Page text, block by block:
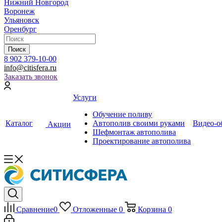
Нижний Новгород
Воронеж
Ульяновск
Оренбург
Поиск
8 902 379-10-00
info@citisfera.ru
Заказать звонок
Каталог Акции
Услуги
Обучение поливу
Автополив своими руками
Шефмонтаж автополива
Проектирование автополива
Видео-
Сравнение0 Отложенные 0 Корзина 0